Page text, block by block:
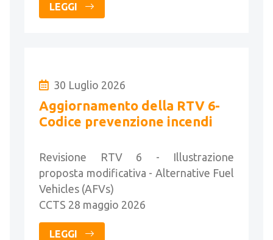
LEGGI
30 Luglio 2026
Aggiornamento della RTV 6-
Codice prevenzione incendi
Revisione RTV 6 - Illustrazione
proposta modificativa - Alternative Fuel
Vehicles (AFVs)
CCTS 28 maggio 2026
LEGGI